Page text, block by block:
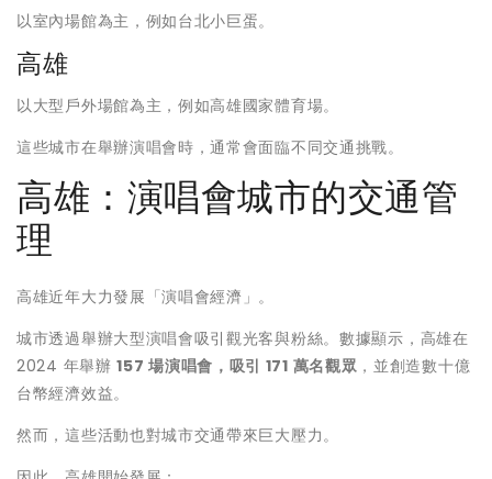
以室內場館為主，例如台北小巨蛋。
高雄
以大型戶外場館為主，例如高雄國家體育場。
這些城市在舉辦演唱會時，通常會面臨不同交通挑戰。
高雄：演唱會城市的交通管
理
高雄近年大力發展「演唱會經濟」。
城市透過舉辦大型演唱會吸引觀光客與粉絲。數據顯示，高雄在
2024 年舉辦157 場演唱會，吸引 171 萬名觀眾 ，並創造數十億
台幣經濟效益。
然而，這些活動也對城市交通帶來巨大壓力。